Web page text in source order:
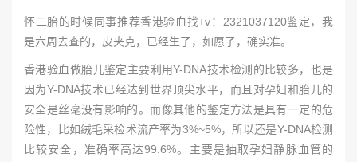
怀二胎的时候同事推荐香港验血找+v：2321037120鉴定，我
是六周去查的，皮夹克，已经生了，如愿了，确实准。
香港验血做胎儿鉴定主要利用Y-DNA技术检测的比较多，也是
因为Y-DNA技术已经达到世界顶尖水平，而且对孕妇和胎儿的
安全是丝毫没有影响的。而像其他的鉴定方法是具有一定的危
险性，比如绒毛采检术流产率为3%~5%，所以还是Y-DNA检测
比较安全，准确率高达99.6%。主要是抽取孕妇静脉血管的